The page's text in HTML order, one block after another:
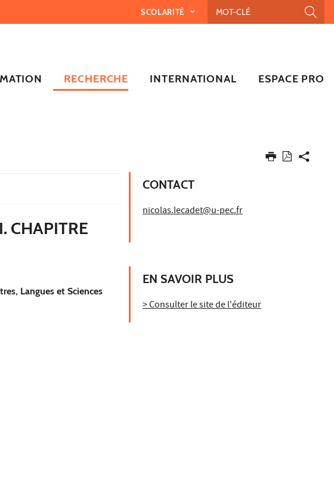
SCOLARITÉ
RECHERCHE INTERNATIONAL ESPACE PRO
CHAPITRE
Langues et Sciences
CONTACT
nicolas.lecadet@u-pec.fr
EN SAVOIR PLUS
> Consulter le site de l'éditeur